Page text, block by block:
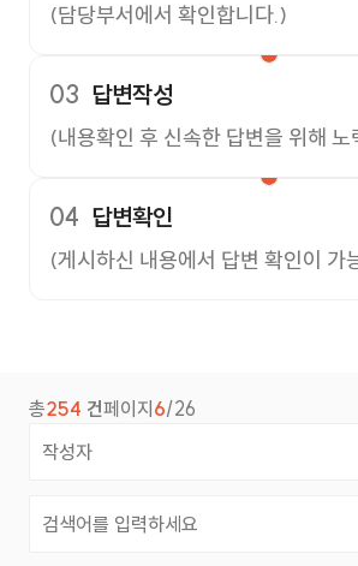
(담당부서에서 확인합니다.)
03 답변작성
(내용확인 후 신속한 답변을 위해
04 답변확인
(게시하신 내용에서 답변 확인이 가
총254 건페이지 6/26